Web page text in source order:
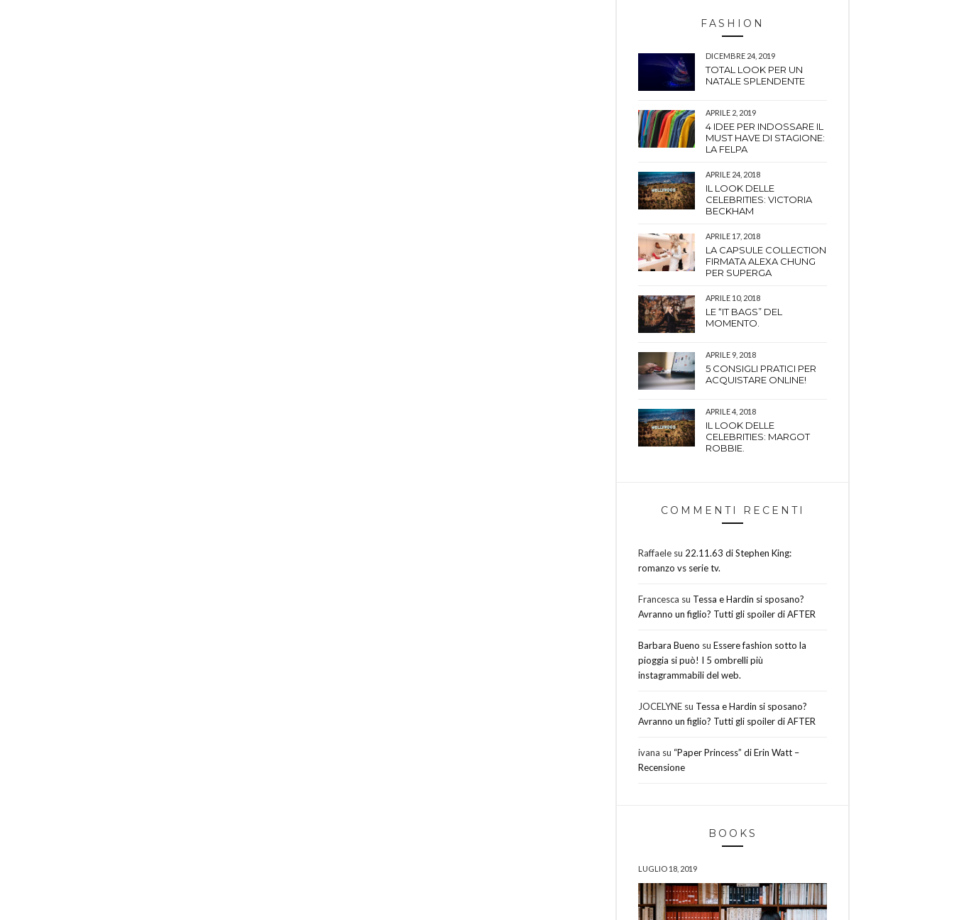
FASHION
DICEMBRE 24, 2019
TOTAL LOOK PER UN
NATALE SPLENDENTE
APRILE 2, 2019
4 IDEE PER INDOSSARE IL
MUST HAVE DI STAGIONE:
LA FELPA
APRILE 24, 2018
IL LOOK DELLE
CELEBRITIES: VICTORIA
BECKHAM
APRILE 17, 2018
LA CAPSULE COLLECTION
FIRMATA ALEXA CHUNG
PER SUPERGA
APRILE 10, 2018
LE “IT BAGS” DEL
MOMENTO.
APRILE 9, 2018
5 CONSIGLI PRATICI PER
ACQUISTARE ONLINE!
APRILE 4, 2018
IL LOOK DELLE
CELEBRITIES: MARGOT
ROBBIE.
COMMENTI RECENTI
Raffaele su 22.11.63 di Stephen King:
romanzo vs serie tv.
Francesca su Tessa e Hardin si sposano?
Avranno un figlio? Tutti gli spoiler di AFTER
Barbara Bueno su Essere fashion sotto la
pioggia si può! I 5 ombrelli più
instagrammabili del web.
JOCELYNE su Tessa e Hardin si sposano?
Avranno un figlio? Tutti gli spoiler di AFTER
ivana su “Paper Princess” di Erin Watt –
Recensione
BOOKS
LUGLIO 18, 2019